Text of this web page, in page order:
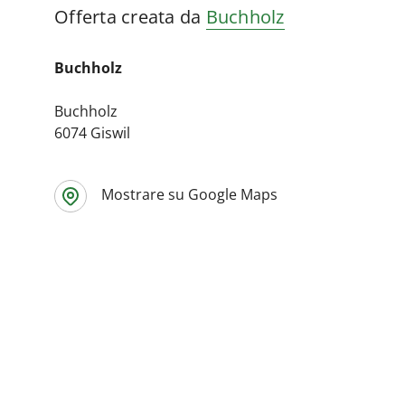
Offerta creata da Buchholz
Buchholz
Buchholz
6074 Giswil
Mostrare su Google Maps